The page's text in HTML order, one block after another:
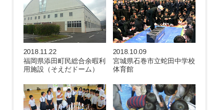
2018.11.22
福岡県添田町民総合余暇利
用施設（そえだドーム）
2018.10.09
宮城県石巻市立蛇田中学校
体育館